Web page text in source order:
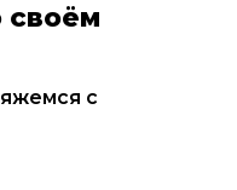
своём
с